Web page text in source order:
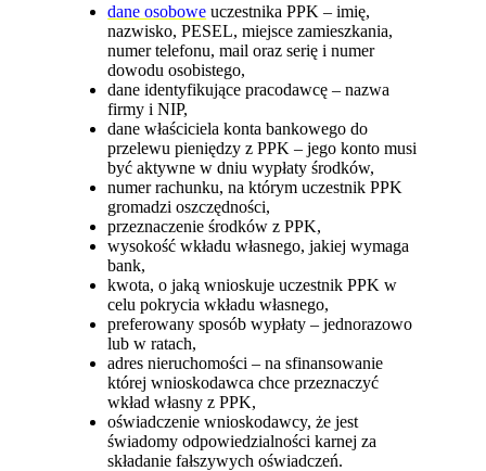
dane osobowe uczestnika PPK – imię,
nazwisko, PESEL, miejsce zamieszkania,
numer telefonu, mail oraz serię i numer
dowodu osobistego,
dane identyfikujące pracodawcę – nazwa
firmy i NIP,
dane właściciela konta bankowego do
przelewu pieniędzy z PPK – jego konto musi
być aktywne w dniu wypłaty środków,
numer rachunku, na którym uczestnik PPK
gromadzi oszczędności,
przeznaczenie środków z PPK,
wysokość wkładu własnego, jakiej wymaga
bank,
kwota, o jaką wnioskuje uczestnik PPK w
celu pokrycia wkładu własnego,
preferowany sposób wypłaty – jednorazowo
lub w ratach,
adres nieruchomości – na sfinansowanie
której wnioskodawca chce przeznaczyć
wkład własny z PPK,
oświadczenie wnioskodawcy, że jest
świadomy odpowiedzialności karnej za
składanie fałszywych oświadczeń.